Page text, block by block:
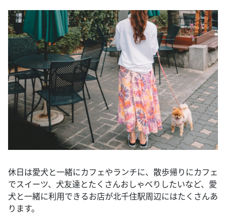
休日は愛犬と一緒にカフェやランチに、散歩帰りにカフェ
でスイーツ、犬友達とたくさんおしゃべりしたいなど、愛
犬と一緒に利用できるお店が北千住駅周辺にはたくさんあ
ります。